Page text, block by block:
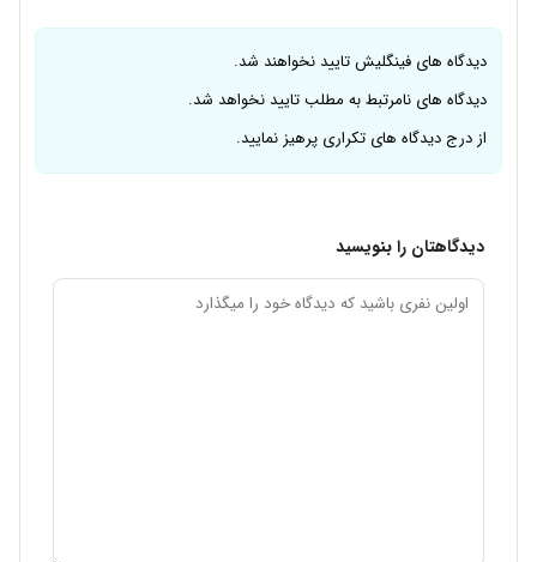
دیدگاه های فینگلیش تایید نخواهند شد.
دیدگاه های نامرتبط به مطلب تایید نخواهد شد.
از درج دیدگاه های تکراری پرهیز نمایید.
دیدگاهتان را بنویسید